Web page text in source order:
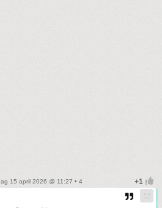
15 april 2026 @ 11:27 • 4